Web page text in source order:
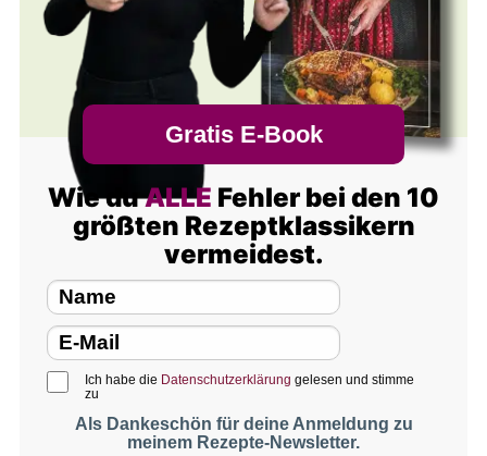
Gratis E-Book
Wie duALLE Fehler bei den 10
größten Rezeptklassikern
vermeidest.
Ich habe die Datenschutzerklärung gelesen und stimme
zu
Als Dankeschön für deine Anmeldung zu
meinem Rezepte-Newsletter.